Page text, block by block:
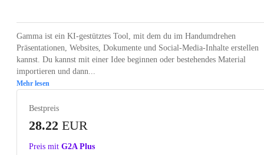
Gamma ist ein KI-gestütztes Tool, mit dem du im Handumdrehen
Präsentationen, Websites, Dokumente und Social-Media-Inhalte erstellen
kannst. Du kannst mit einer Idee beginnen oder bestehendes Material
importieren und dann...
Mehr lesen
Bestpreis
28.22 EUR
Preis mit G2A Plus